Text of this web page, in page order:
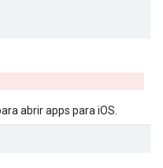
abrir apps para iOS.